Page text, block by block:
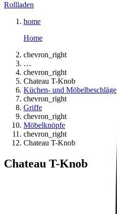
Rollladen
home
Home
chevron_right
…
chevron_right
Chateau T-Knob
Küchen- und Möbelbeschläge
chevron_right
Griffe
chevron_right
Möbelknöpfe
chevron_right
Chateau T-Knob
Chateau T-Knob